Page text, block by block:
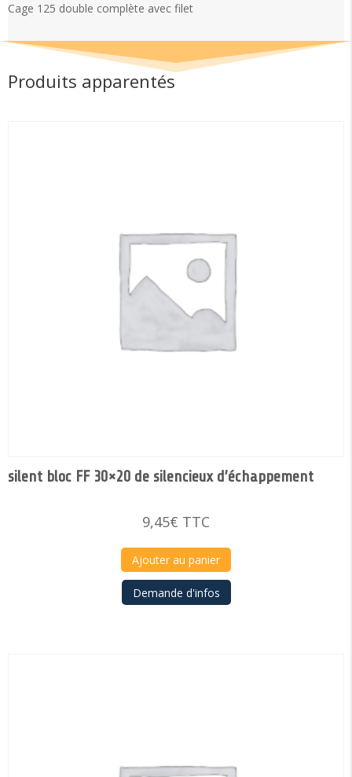
avec
Cage 125 double complète avec filet
Produits apparentés
silent bloc FF 30×20 de silencieux d’échappement
9,45€ TTC
Ajouter au panier
Demande d'infos